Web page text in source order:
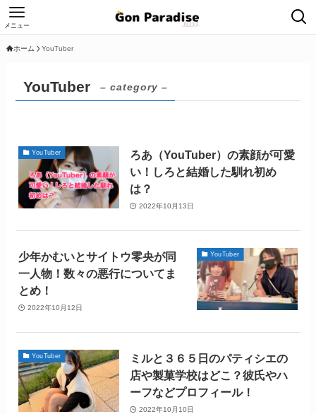
メニュー
ホーム YouTuber
YouTuber – category –
YouTuber
ろあ（YouTuber）の素顔が可愛
い！しろと結婚した馴れ初め
は？
2022年10月13日
YouTuber
少年かむいとサイトウ零央が同
一人物！数々の悪行についてま
とめ！
2022年10月12日
YouTuber
ミルと３６５日のパティシエの
店や製菓学校はどこ？彼氏やハ
ーフなどプロフィール！
2022年10月10日